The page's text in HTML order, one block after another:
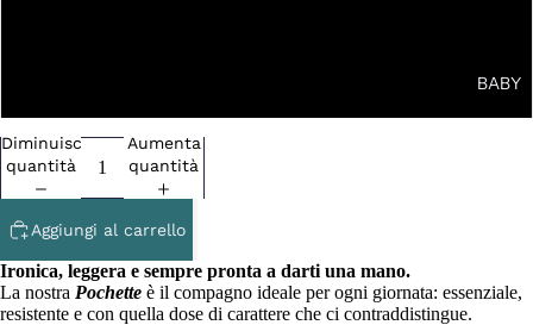
BABY
Diminuisci
quantità
Aumenta
quantità
Aggiungi al carrello
Ironica, leggera e sempre pronta a darti una mano.
La nostra Pochette è il compagno ideale per ogni giornata: essenziale,
resistente e con quella dose di carattere che ci contraddistingue.